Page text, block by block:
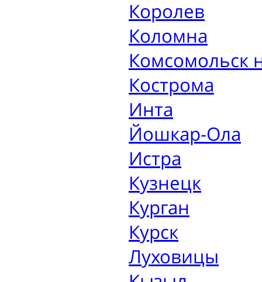
Королев
Коломна
Комсомольск
Кострома
Инта
Йошкар-Ола
Истра
Кузнецк
Курган
Курск
Луховицы